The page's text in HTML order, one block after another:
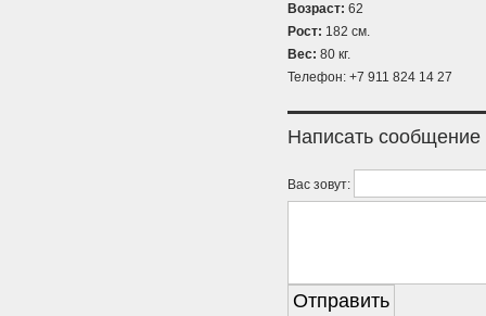
Возраст: 62
Рост: 182 см.
Вес: 80 кг.
Телефон: +7 911 824 14 27
Написать сообщение
Вас зовут: